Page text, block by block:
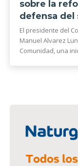
sobre la
defensa del
El presidente del
Manuel Alvarez
Comunidad, una